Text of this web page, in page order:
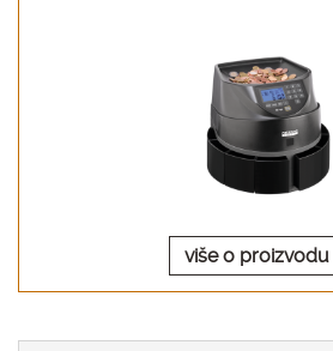
više o proizvodu